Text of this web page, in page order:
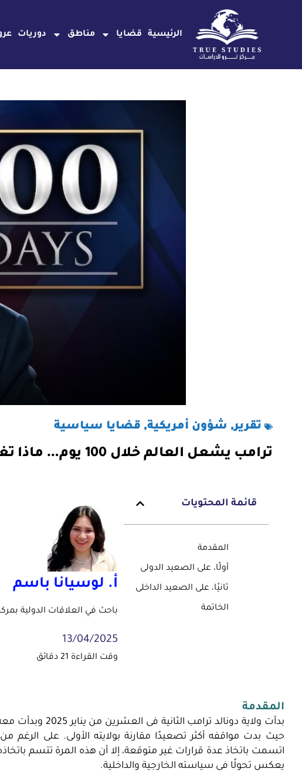
الرئيسية قضايا مناطق دوريات
تقرير, شؤون أمريكية, قضايا سياسية
ترامب يشعل العالم خلال 100 يوم… ماذا تغير عن ولايته الأولى؟
قائمة المحتويات
المقدمة
أولًا، على الصعيد الدولى
ثانيًا، على الصعيد الداخلى
الخاتمة
أ. لوسيانا باسم
باحث في العلاقات الدولية
13/04/2025
المقدمة
بدأت ولاية دونالد
حيث بدت مواقفه أكثر تصعيدًا مقارنة بولايته الأولى. على
اتسمت باتخاذ عدة قرارات غير متوقعة، إلا أن هذه المرة تتسم
يعكس تحولًا فى سياسته الخارجية والداخلية.